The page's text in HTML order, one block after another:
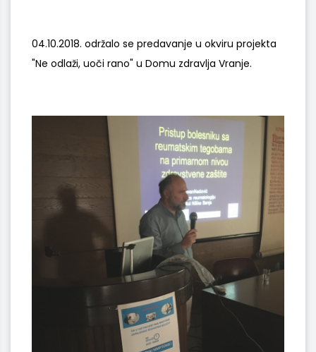
04.10.2018. održalo se predavanje u okviru projekta
"Ne odlaži, uoči rano" u Domu zdravlja Vranje.